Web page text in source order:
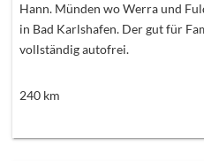
Hann. Münden wo Werra und
in Bad Karlshafen. Der gut für
vollständig autofrei.
240km